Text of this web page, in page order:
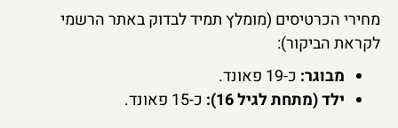
מחירי הכרטיסים (מומלץ תמיד לבדוק באתר הרשמי
לקראת הביקור):
מבוגר: כ-19 פאונד.
ילד (מתחת לגיל 16):
כ-15 פאונד.